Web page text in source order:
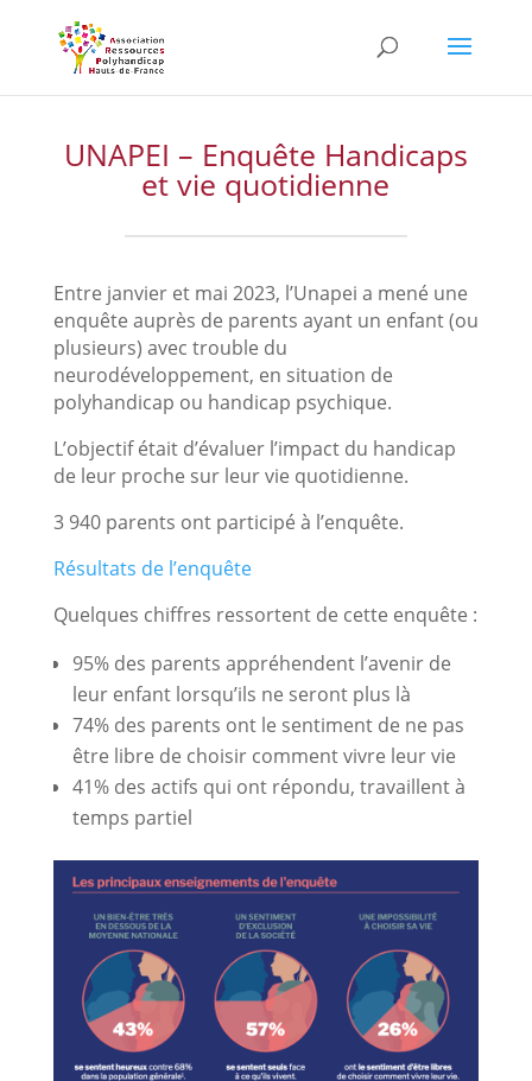
content
UNAPEI – Enquête Handicaps
et vie quotidienne
Entre janvier et mai 2023, l’Unapei a mené une
enquête auprès de parents ayant un enfant (ou
plusieurs) avec trouble du
neurodéveloppement, en situation de
polyhandicap ou handicap psychique.
L’objectif était d’évaluer l’impact du handicap
de leur proche sur leur vie quotidienne.
3 940 parents ont participé à l’enquête.
Résultats de l’enquête
Quelques chiffres ressortent de cette enquête :
95% des parents appréhendent l’avenir de
leur enfant lorsqu’ils ne seront plus là
74% des parents ont le sentiment de ne pas
être libre de choisir comment vivre leur vie
41% des actifs qui ont répondu, travaillent à
temps partiel